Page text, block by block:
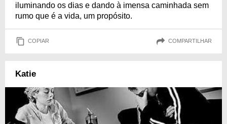
iluminando os dias e dando à imensa caminhada sem
rumo que é a vida, um propósito.
COPIAR COMPARTILHAR
Katie